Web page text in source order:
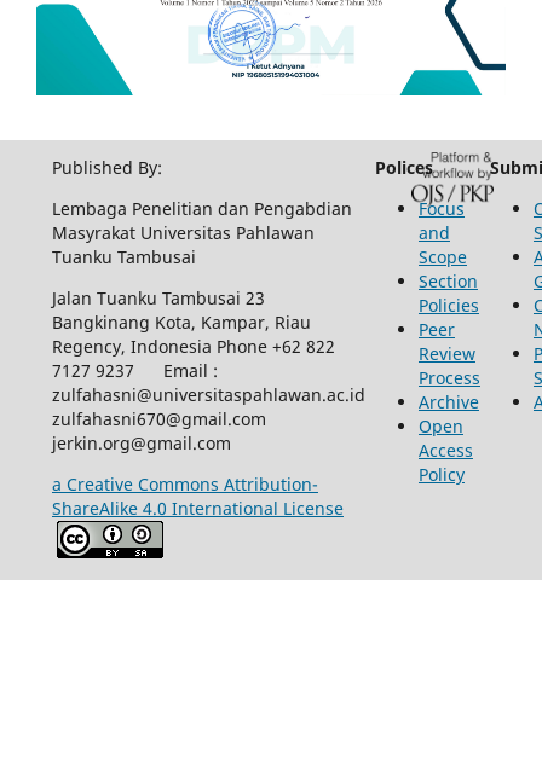
Published By:
Lembaga Penelitian dan Pengabdian
Masyrakat Universitas Pahlawan
Tuanku Tambusai
Jalan Tuanku Tambusai 23
Bangkinang Kota, Kampar, Riau
Regency, Indonesia Phone +62 822
7127 9237 Email :
zulfahasni@universitaspahlawan.ac.id
zulfahasni670@gmail.com
jerkin.org@gmail.com
a Creative Commons Attribution-
ShareAlike 4.0 International License
Polices
Focus
and
Scope
Section
Policies
Peer
Review
Process
Archive
Open
Access
Policy